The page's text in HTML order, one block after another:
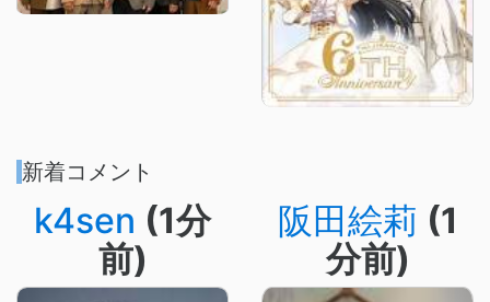
新着コメント
k4sen (1分
前)
阪田絵莉 (1
分前)